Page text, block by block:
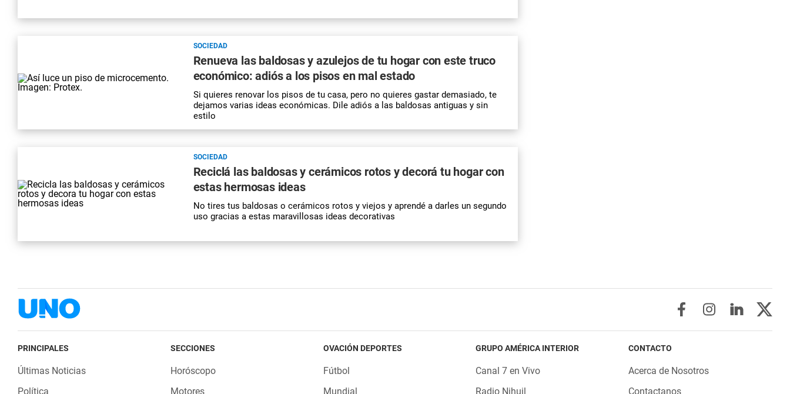
SOCIEDAD
Renueva las baldosas y azulejos de tu hogar con este truco
económico: adiós a los pisos en mal estado
Si quieres renovar los pisos de tu casa, pero no quieres gastar demasiado, te
dejamos varias ideas económicas. Dile adiós a las baldosas antiguas y sin
estilo
SOCIEDAD
Reciclá las baldosas y cerámicos rotos y decorá tu hogar con
estas hermosas ideas
No tires tus baldosas o cerámicos rotos y viejos y aprendé a darles un segundo
uso gracias a estas maravillosas ideas decorativas
PRINCIPALES
Últimas Noticias
Política
SECCIONES
Horóscopo
Motores
OVACIÓN DEPORTES
Fútbol
Mundial
GRUPO AMÉRICA INTERIOR
Canal 7 en Vivo
Radio Nihuil
CONTACTO
Acerca de Nosotros
Contactanos